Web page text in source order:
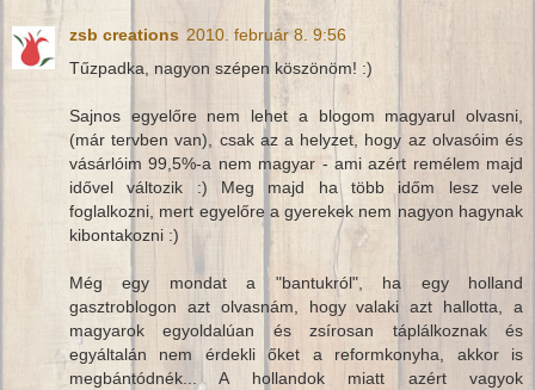
zsb creations 2010. február 8. 9:56
Tűzpadka, nagyon szépen köszönöm! :)
Sajnos egyelőre nem lehet a blogom magyarul olvasni,
(már tervben van), csak az a helyzet, hogy az olvasóim és
vásárlóim 99,5%-a nem magyar - ami azért remélem majd
idővel változik :) Meg majd ha több időm lesz vele
foglalkozni, mert egyelőre a gyerekek nem nagyon hagynak
kibontakozni :)
Még egy mondat a "bantukról", ha egy holland
gasztroblogon azt olvasnám, hogy valaki azt hallotta, a
magyarok egyoldalúan és zsírosan táplálkoznak és
egyáltalán nem érdekli őket a reformkonyha, akkor is
megbántódnék... A hollandok miatt azért vagyok